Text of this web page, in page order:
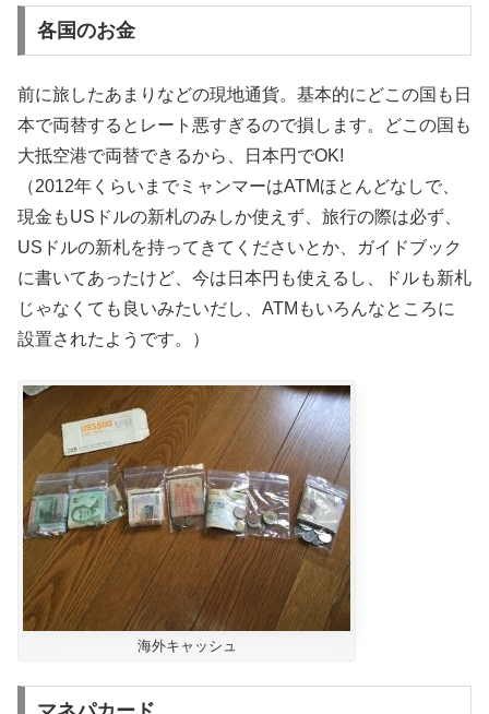
各国のお金
前に旅したあまりなどの現地通貨。基本的にどこの国も日
本で両替するとレート悪すぎるので損します。どこの国も
大抵空港で両替できるから、日本円でOK!
（2012年くらいまでミャンマーはATMほとんどなしで、
現金もUSドルの新札のみしか使えず、旅行の際は必ず、
USドルの新札を持ってきてくださいとか、ガイドブック
に書いてあったけど、今は日本円も使えるし、ドルも新札
じゃなくても良いみたいだし、ATMもいろんなところに
設置されたようです。）
海外キャッシュ